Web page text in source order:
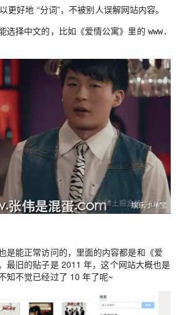
更好地 “分词”，不被别人误解网站内容。
选择中文的，比如《爱情公寓》里的 www.
是能正常访问的，里面的内容都是和《爱
最旧的贴子是 2011 年，这个网站大概也是
知不觉已经过了 10 年了呢~